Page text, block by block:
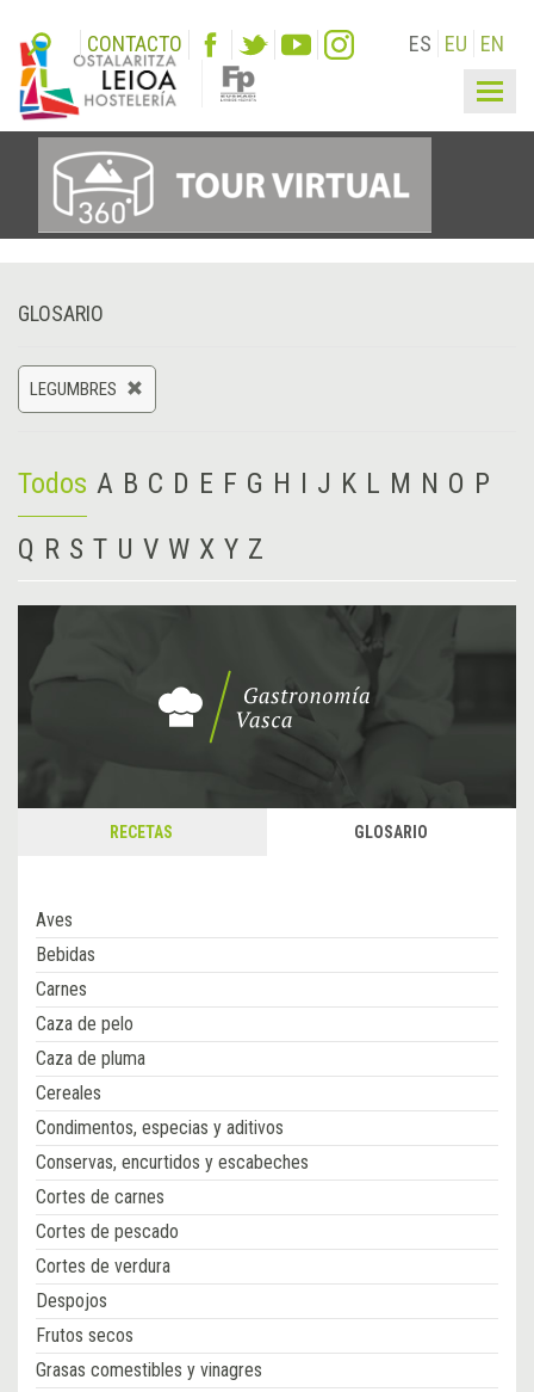
CONTACTO ES EU EN
GLOSARIO
LEGUMBRES
Todos A B C D E F G H I J K L M N O P
Q R S T U V W X Y Z
RECETAS GLOSARIO
Aves
Bebidas
Carnes
Caza de pelo
Caza de pluma
Cereales
Condimentos, especias y aditivos
Conservas, encurtidos y escabeches
Cortes de carnes
Cortes de pescado
Cortes de verdura
Despojos
Frutos secos
Grasas comestibles y vinagres